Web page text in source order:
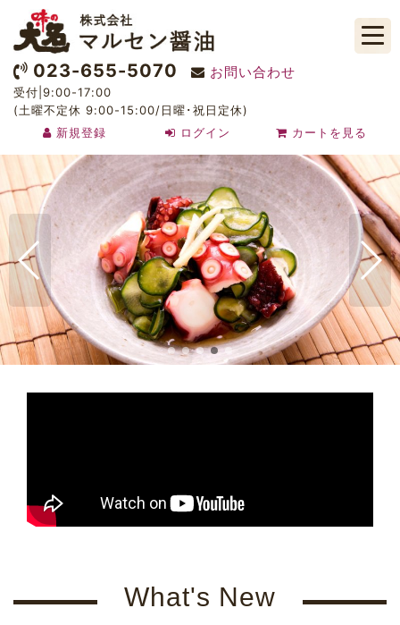
023-655-5070 お問い合わせ
受付|9:00-17:00
(土曜不定休 9:00-15:00/日曜･祝日定休)
新規登録
ログイン カートを見る
What's New